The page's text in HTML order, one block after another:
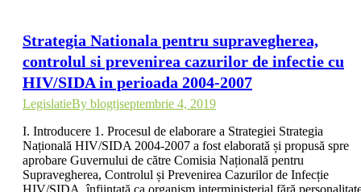
Strategia Nationala pentru supravegherea,
controlul si prevenirea cazurilor de infectie cu
HIV/SIDA in perioada 2004-2007
LegislatieBy blogtjseptembrie 4, 2019
I. Introducere 1. Procesul de elaborare a Strategiei Strategia
Națională HIV/SIDA 2004-2007 a fost elaborată și propusă spre
aprobare Guvernului de către Comisia Națională pentru
Supravegherea, Controlul și Prevenirea Cazurilor de Infecție
HIV/SIDA, înființată ca organism interministerial fără